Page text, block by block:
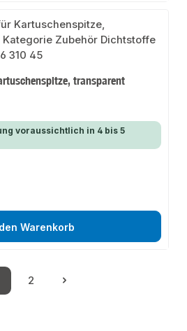
transparent
voraussichtlich in 4 bis 5
Warenkorb
Seite
2